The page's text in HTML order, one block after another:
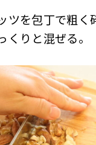
ツを包丁で粗く
くりと混ぜる。